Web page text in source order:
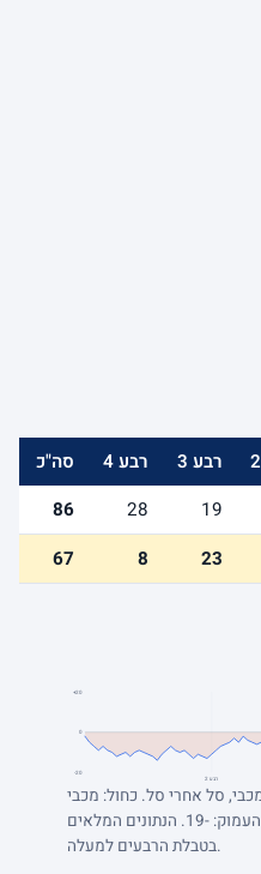
רבע 3 רבע 4
סה"כ
19
28
86
23
8
67
+20
0
-20
רבע 2
סל אחרי סל. כחול: מכבי
מובילה. השיא: +3, הפיגור העמוק: -19. הנתונים המלאים
בטבלת הרבעים למעלה.